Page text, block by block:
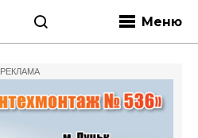
Меню
РЕКЛАМА